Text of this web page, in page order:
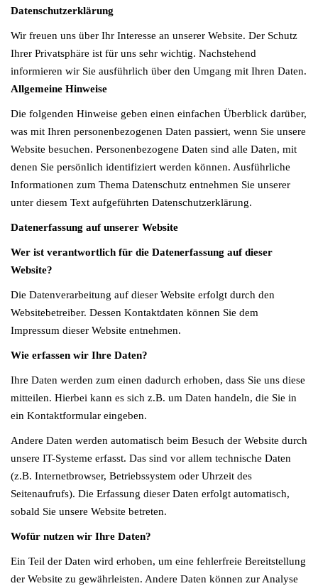
v
g
i
o
n
Datenschutzerklärung
Wir freuen uns über Ihr Interesse an unserer Website. Der Schutz
Ihrer Privatsphäre ist für uns sehr wichtig. Nachstehend
informieren wir Sie ausführlich über den Umgang mit Ihren Daten.
Allgemeine Hinweise
Die folgenden Hinweise geben einen einfachen Überblick darüber,
was mit Ihren personenbezogenen Daten passiert, wenn Sie unsere
Website besuchen. Personenbezogene Daten sind alle Daten, mit
denen Sie persönlich identifiziert werden können. Ausführliche
Informationen zum Thema Datenschutz entnehmen Sie unserer
unter diesem Text aufgeführten Datenschutzerklärung.
Datenerfassung auf unserer Website
Wer ist verantwortlich für die Datenerfassung auf dieser
Website?
Die Datenverarbeitung auf dieser Website erfolgt durch den
Websitebetreiber. Dessen Kontaktdaten können Sie dem
Impressum dieser Website entnehmen.
Wie erfassen wir Ihre Daten?
Ihre Daten werden zum einen dadurch erhoben, dass Sie uns diese
mitteilen. Hierbei kann es sich z.B. um Daten handeln, die Sie in
ein Kontaktformular eingeben.
Andere Daten werden automatisch beim Besuch der Website durch
unsere IT-Systeme erfasst. Das sind vor allem technische Daten
(z.B. Internetbrowser, Betriebssystem oder Uhrzeit des
Seitenaufrufs). Die Erfassung dieser Daten erfolgt automatisch,
sobald Sie unsere Website betreten.
Wofür nutzen wir Ihre Daten?
Ein Teil der Daten wird erhoben, um eine fehlerfreie Bereitstellung
der Website zu gewährleisten. Andere Daten können zur Analyse